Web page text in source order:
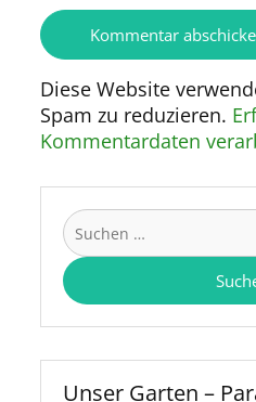
Diese Website
Spam zu reduzieren.
Kommentardaten
Unser Garten –